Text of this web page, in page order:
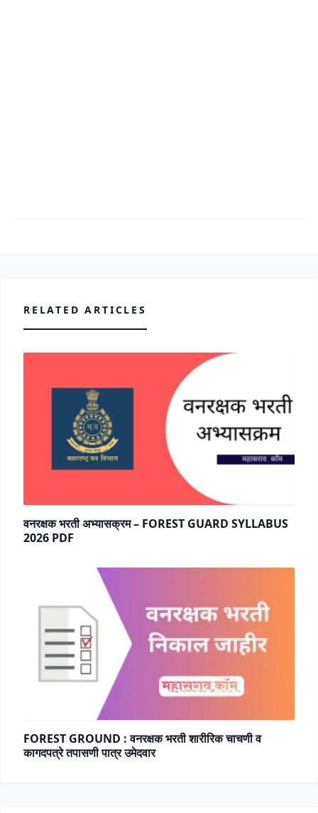
RELATED ARTICLES
वनरक्षक भरती अभ्यासक्रम – FOREST GUARD SYLLABUS
2026 PDF
FOREST GROUND : वनरक्षक भरती शारीरिक चाचणी व
कागदपत्रे तपासणी पात्र उमेदवार